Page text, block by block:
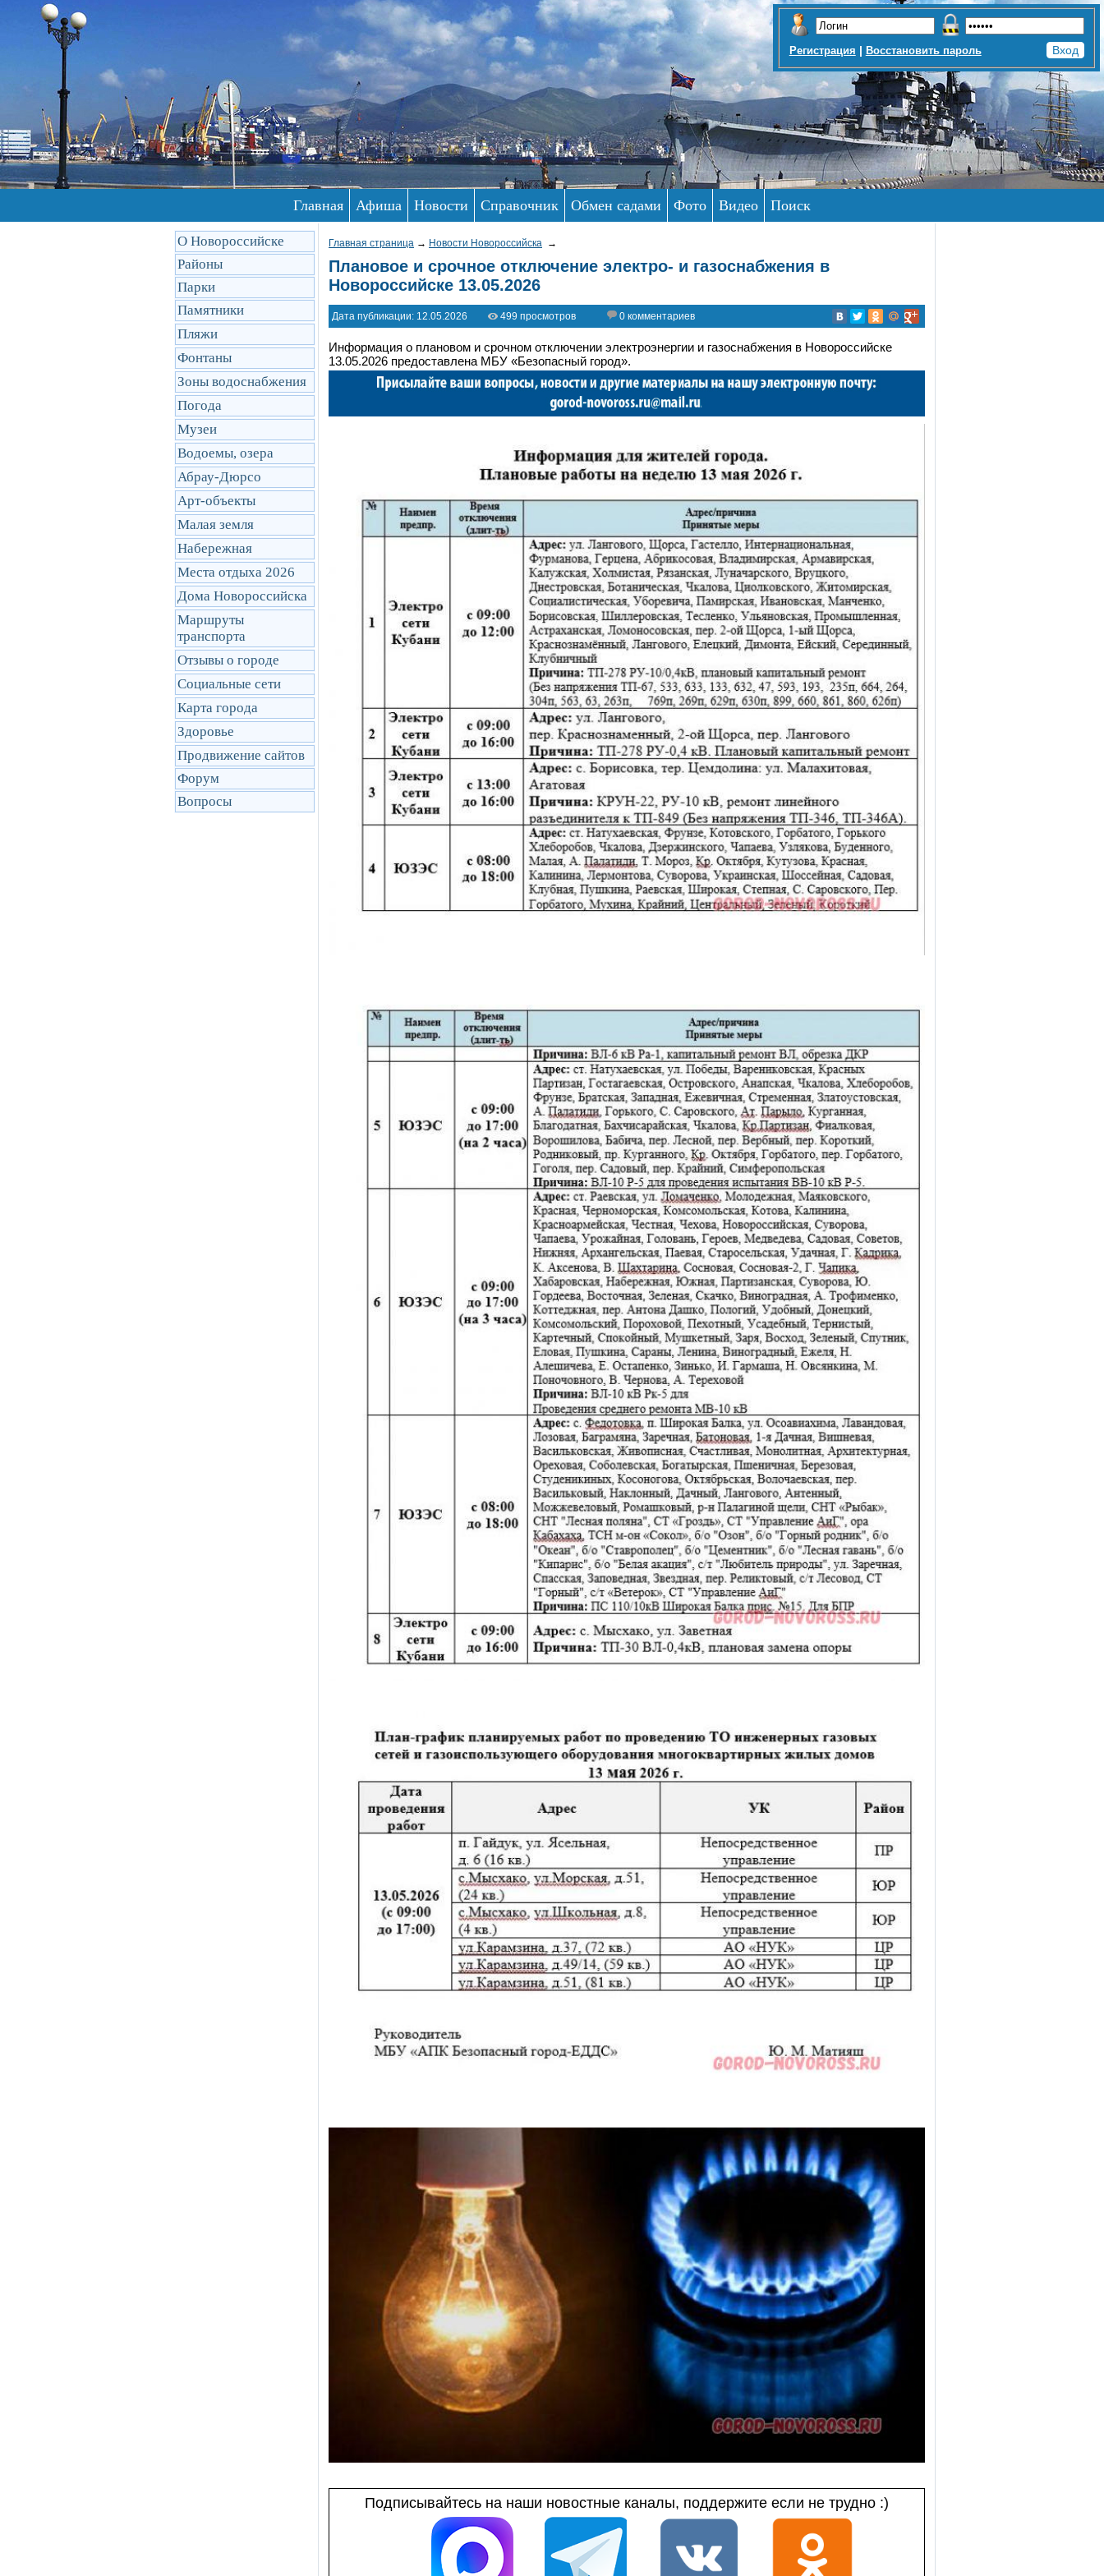
Регистрация | Восстановить пароль
Главная Афиша Новости Справочник Обмен садами Фото Видео Поиск
О Новороссийске
Районы
Парки
Памятники
Пляжи
Фонтаны
Зоны водоснабжения
Погода
Музеи
Водоемы, озера
Абрау-Дюрсо
Арт-объекты
Малая земля
Набережная
Места отдыха 2026
Дома Новороссийска
Маршруты
транcпорта
Отзывы о городе
Социальные сети
Карта города
Здоровье
Продвижение сайтов
Форум
Вопросы
Главная страница → Новости Новороссийска →
Плановое и срочное отключение электро- и газоснабжения в
Новороссийске 13.05.2026
Дата публикации: 12.05.2026 499 просмотров 0 комментариев
Информация о плановом и срочном отключении электроэнергии и газоснабжения в Новороссийске
13.05.2026 предоставлена МБУ «Безопасный город».
Подписывайтесь на наши новостные каналы, поддержите если не трудно :)